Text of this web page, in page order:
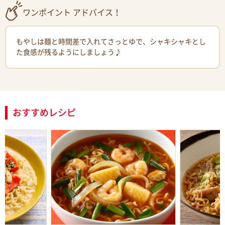
ワンポイント アドバイス！
もやしは麺と時間差で入れてさっとゆで、シャキシャキとし
た食感が残るようにしましょう♪
おすすめレシピ